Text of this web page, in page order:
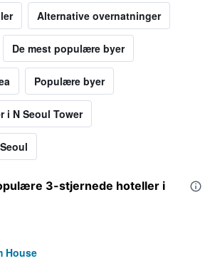
Alternative overnatninger
De mest populære byer
Populære byer
i N Seoul Tower
3-stjernede hoteller i
House